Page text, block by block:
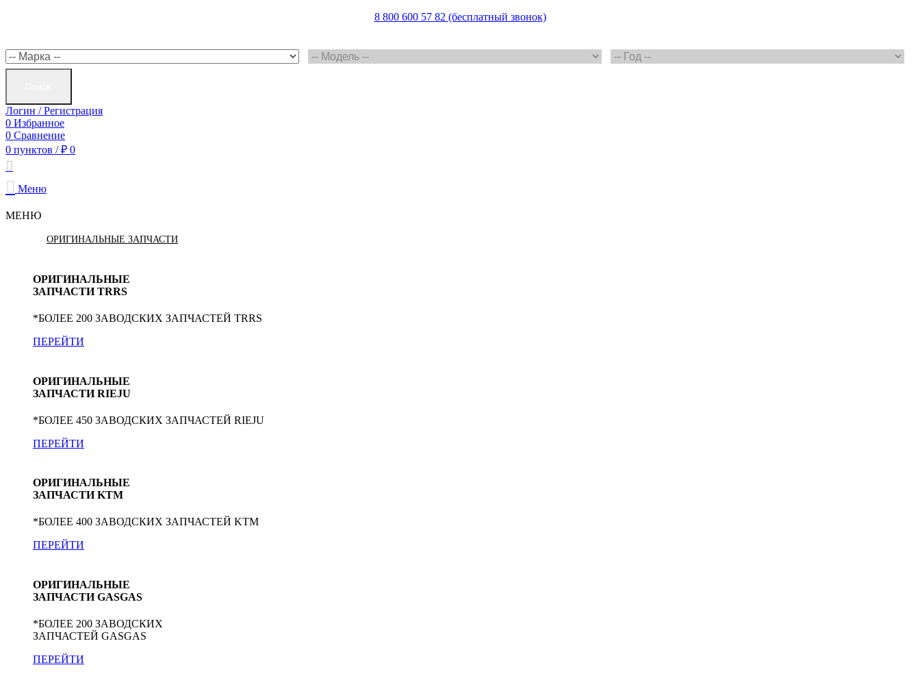
8 800 600 57 82 (бесплатный звонок)
Логин / Регистрация
0 Избранное
0 Сравнение
0 пунктов / ₽ 0
Меню
МЕНЮ
ОРИГИНАЛЬНЫЕ ЗАПЧАСТИ
ОРИГИНАЛЬНЫЕ
ЗАПЧАСТИ TRRS
*БОЛЕЕ 200 ЗАВОДСКИХ ЗАПЧАСТЕЙ TRRS
ПЕРЕЙТИ
ОРИГИНАЛЬНЫЕ
ЗАПЧАСТИ RIEJU
*БОЛЕЕ 450 ЗАВОДСКИХ ЗАПЧАСТЕЙ RIEJU
ПЕРЕЙТИ
ОРИГИНАЛЬНЫЕ
ЗАПЧАСТИ KTM
*БОЛЕЕ 400 ЗАВОДСКИХ ЗАПЧАСТЕЙ KTM
ПЕРЕЙТИ
ОРИГИНАЛЬНЫЕ
ЗАПЧАСТИ GASGAS
*БОЛЕЕ 200 ЗАВОДСКИХ
ЗАПЧАСТЕЙ GASGAS
ПЕРЕЙТИ